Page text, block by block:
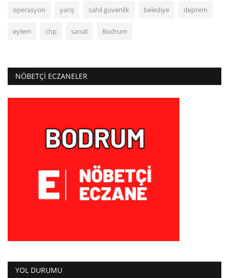
operasyon yarış sahil güvenlik belediye deprem
eylem chp sanat Bodrum
NÖBETÇI ECZANELER
YOL DURUMU